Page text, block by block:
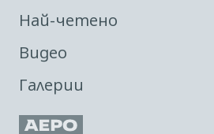
Най-четено
Видео
Галерии